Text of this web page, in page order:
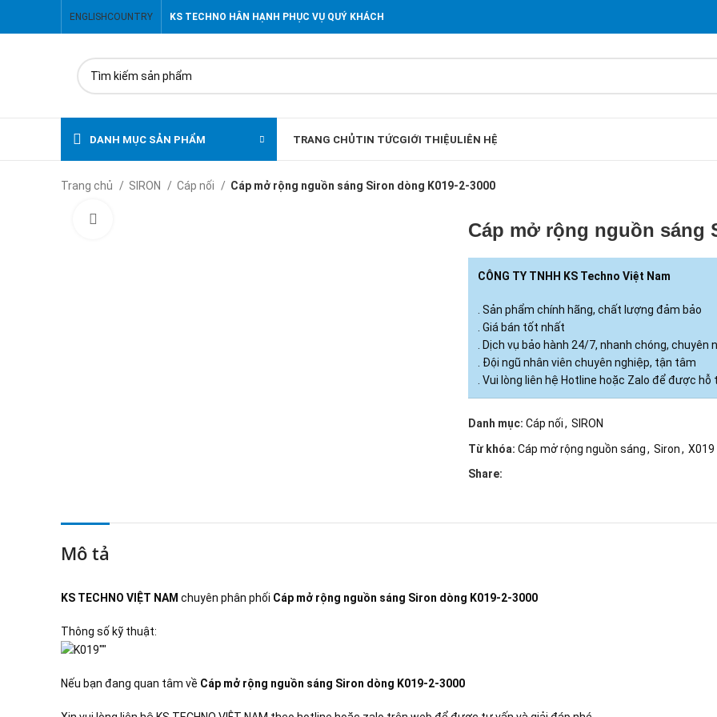
ENGLISH COUNTRY KS TECHNO HÂN HẠNH PHỤC VỤ QUÝ KHÁCH
DANH MỤC SẢN PHẨM TRANG CHỦTIN TỨCGIỚI THIỆULIÊN HỆ
Trang chủ SIRON Cáp nối Cáp mở rộng nguồn sáng Siron dòng K019-2-3000
Cáp mở rộng nguồn sáng
CÔNG TY TNHH KS Techno Việt Nam
. Sản phẩm chính hãng, chất lượng đảm bảo
. Giá bán tốt nhất
. Dịch vụ bảo hành 24/7, nhanh chóng, chuyên
. Đội ngũ nhân viên chuyên nghiệp, tận tâm
. Vui lòng liên hệ Hotline hoặc Zalo để được
Danh mục: Cáp nối, SIRON
Từ khóa: Cáp mở rộng nguồn sáng, Siron, X019
Share:
Mô tả
KS TECHNO VIỆT NAM chuyên phân phối Cáp mở rộng nguồn sáng Siron dòng K019-2-3000
Thông số kỹ thuật:
Nếu bạn đang quan tâm về Cáp mở rộng nguồn sáng Siron dòng K019-2-3000